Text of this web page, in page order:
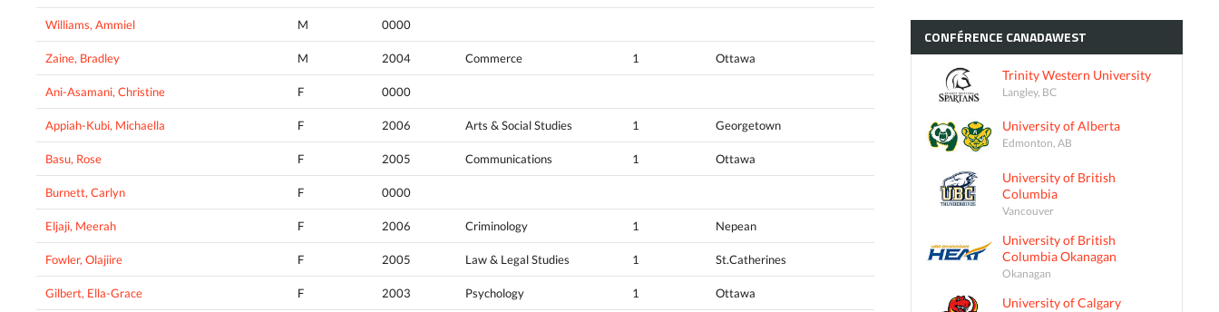
Williams, Ammiel M 0000
Zaine, Bradley M 2004 Commerce 1 Ottawa
Ani-Asamani, Christine F 0000
Appiah-Kubi, Michaella F 2006 Arts & Social Studies 1 Georgetown
Basu, Rose F 2005 Communications 1 Ottawa
Burnett, Carlyn F 0000
Eljaji, Meerah F 2006 Criminology 1 Nepean
Fowler, Olajiire F 2005 Law & Legal Studies 1 St.Catherines
Gilbert, Ella-Grace F 2003 Psychology 1 Ottawa
CONFÉRENCE CANADAWEST
Trinity Western University
Langley, BC
University of Alberta
Edmonton, AB
University of British
Columbia
Vancouver
University of British
Columbia Okanagan
Okanagan
University of Calgary